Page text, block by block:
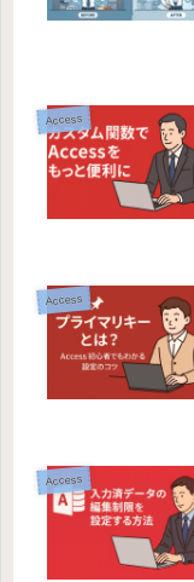
Access
Access
Access